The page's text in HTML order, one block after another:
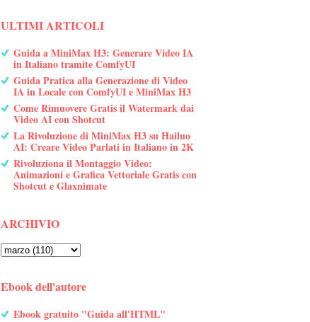
ULTIMI ARTICOLI
Guida a MiniMax H3: Generare Video IA
in Italiano tramite ComfyUI
Guida Pratica alla Generazione di Video
IA in Locale con ComfyUI e MiniMax H3
Come Rimuovere Gratis il Watermark dai
Video AI con Shotcut
La Rivoluzione di MiniMax H3 su Hailuo
AI: Creare Video Parlati in Italiano in 2K
Rivoluziona il Montaggio Video:
Animazioni e Grafica Vettoriale Gratis con
Shotcut e Glaxnimate
ARCHIVIO
Ebook dell'autore
Ebook gratuito "Guida all'HTML"